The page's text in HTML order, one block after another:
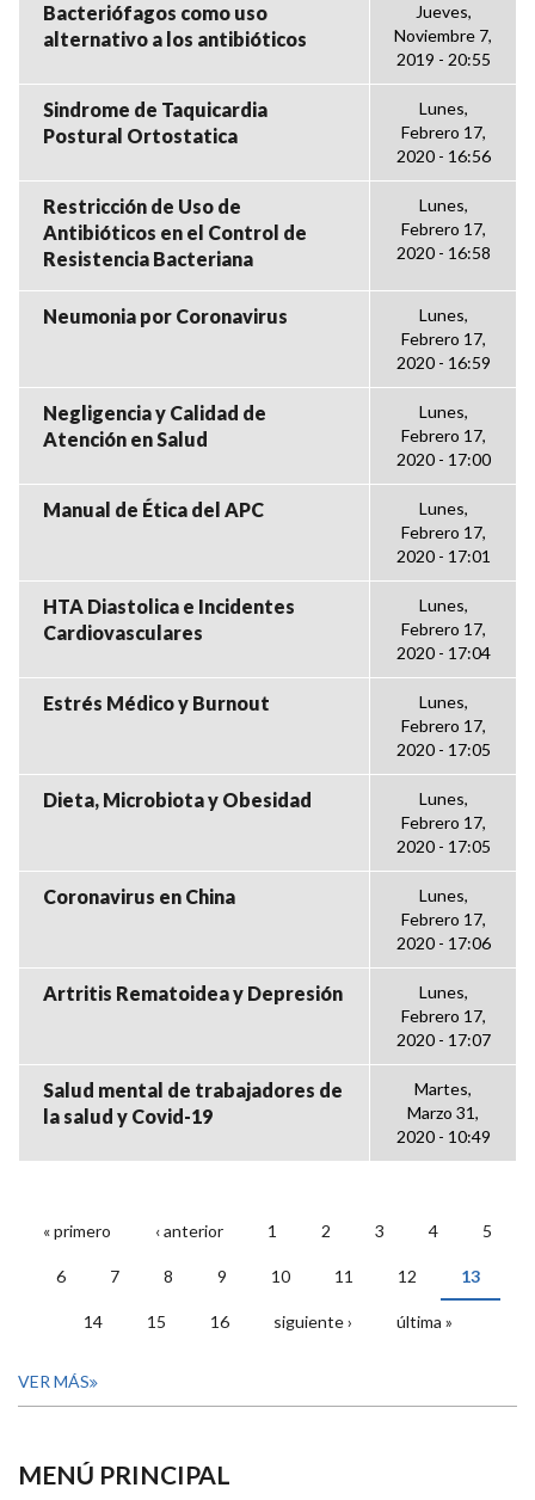
Bacteriófagos como uso
alternativo a los antibióticos
Jueves,
Noviembre 7,
2019 - 20:55
Sindrome de Taquicardia
Postural Ortostatica
Lunes,
Febrero 17,
2020 - 16:56
Restricción de Uso de
Antibióticos en el Control de
Resistencia Bacteriana
Lunes,
Febrero 17,
2020 - 16:58
Neumonia por Coronavirus
Lunes,
Febrero 17,
2020 - 16:59
Negligencia y Calidad de
Atención en Salud
Lunes,
Febrero 17,
2020 - 17:00
Manual de Ética del APC
Lunes,
Febrero 17,
2020 - 17:01
HTA Diastolica e Incidentes
Cardiovasculares
Lunes,
Febrero 17,
2020 - 17:04
Estrés Médico y Burnout
Lunes,
Febrero 17,
2020 - 17:05
Dieta, Microbiota y Obesidad
Lunes,
Febrero 17,
2020 - 17:05
Coronavirus en China
Lunes,
Febrero 17,
2020 - 17:06
Artritis Rematoidea y Depresión
Lunes,
Febrero 17,
2020 - 17:07
Salud mental de trabajadores de
la salud y Covid-19
Martes,
Marzo 31,
2020 - 10:49
PÁGINAS
« primero ‹ anterior 1 2 3 4 5
6 7 8 9 10 11 12 13
14 15 16 siguiente › última »
VER MÁS
MENÚ PRINCIPAL